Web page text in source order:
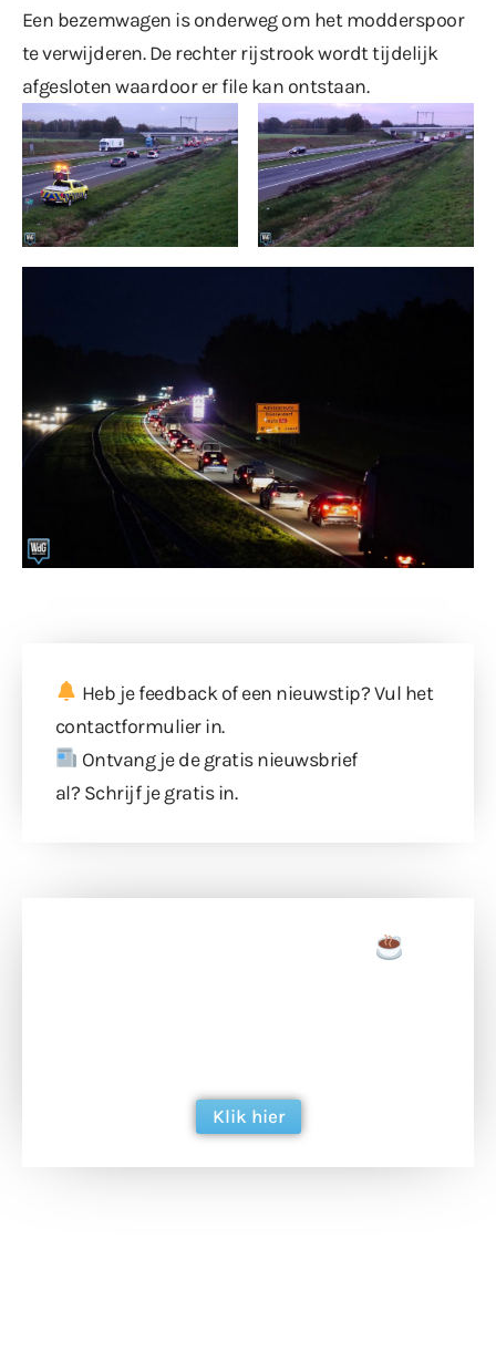
Een bezemwagen is onderweg om het modderspoor
te verwijderen. De rechter rijstrook wordt tijdelijk
afgesloten waardoor er file kan ontstaan.
Heb je feedback of een nieuwstip? Vul het
contactformulierin.
Ontvang je de gratis nieuwsbrief
al? Schrijf je gratis in.
Klik hier